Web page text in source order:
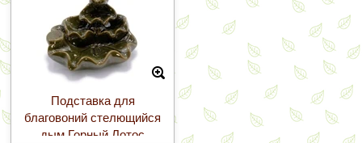
Подставка для
благовоний стелющийся
дым Горный Лотос